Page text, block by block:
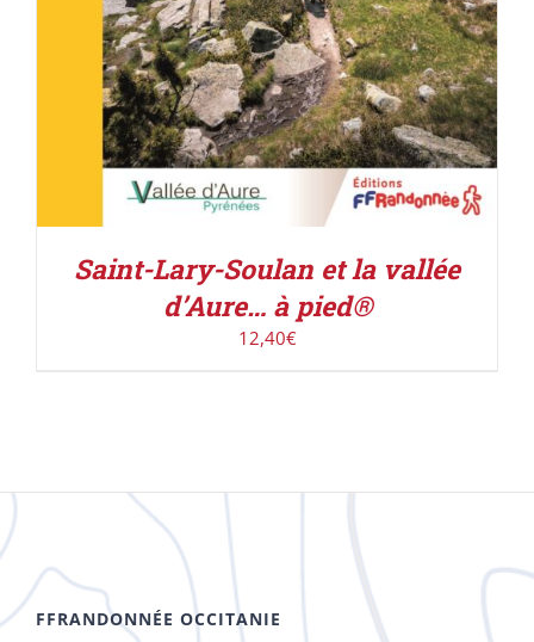
Saint-Lary-Soulan et la vallée
d’Aure… à pied®
12,40€
FFRANDONNÉE OCCITANIE